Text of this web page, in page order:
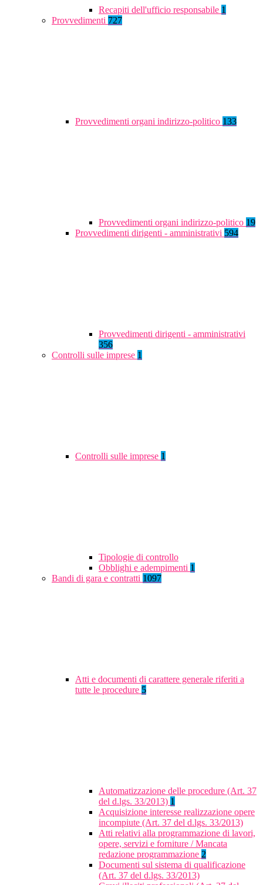
Recapiti dell'ufficio responsabile 1
Provvedimenti 727
Provvedimenti organi indirizzo-politico 133
Provvedimenti organi indirizzo-politico 19
Provvedimenti dirigenti - amministrativi 594
Provvedimenti dirigenti - amministrativi
356
Controlli sulle imprese 1
Controlli sulle imprese 1
Tipologie di controllo
Obblighi e adempimenti 1
Bandi di gara e contratti 1097
Atti e documenti di carattere generale riferiti a
tutte le procedure 5
Automatizzazione delle procedure (Art. 37
del d.lgs. 33/2013) 1
Acquisizione interesse realizzazione opere
incompiute (Art. 37 del d.lgs. 33/2013)
Atti relativi alla programmazione di lavori,
opere, servizi e forniture / Mancata
redazione programmazione 2
Documenti sul sistema di qualificazione
(Art. 37 del d.lgs. 33/2013)